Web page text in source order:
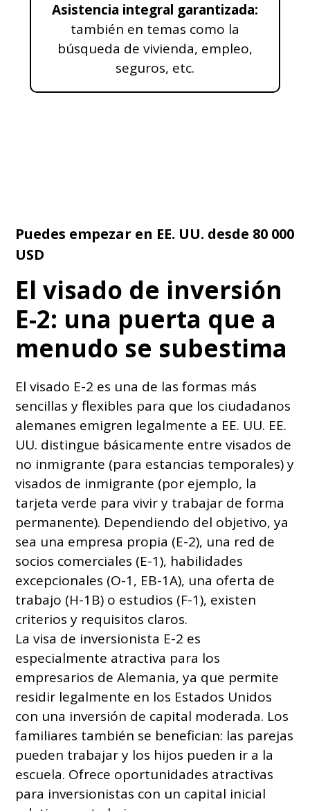
Asistencia integral garantizada:
también en temas como la
búsqueda de vivienda, empleo,
seguros, etc.
Puedes empezar en EE. UU. desde 80 000
USD
El visado de inversión
E-2: una puerta que a
menudo se subestima
El visado E-2 es una de las formas más
sencillas y flexibles para que los ciudadanos
alemanes emigren legalmente a EE. UU. EE.
UU. distingue básicamente entre visados de
no inmigrante (para estancias temporales) y
visados de inmigrante (por ejemplo, la
tarjeta verde para vivir y trabajar de forma
permanente). Dependiendo del objetivo, ya
sea una empresa propia (E-2), una red de
socios comerciales (E-1), habilidades
excepcionales (O-1, EB-1A), una oferta de
trabajo (H-1B) o estudios (F-1), existen
criterios y requisitos claros.
La visa de inversionista E-2 es
especialmente atractiva para los
empresarios de Alemania, ya que permite
residir legalmente en los Estados Unidos
con una inversión de capital moderada. Los
familiares también se benefician: las parejas
pueden trabajar y los hijos pueden ir a la
escuela. Ofrece oportunidades atractivas
para inversionistas con un capital inicial